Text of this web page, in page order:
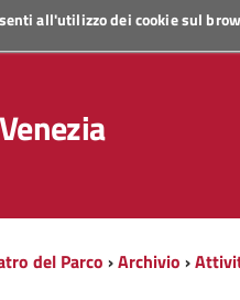
all'utilizzo dei cookie sul
del Parco ›Archivio ›